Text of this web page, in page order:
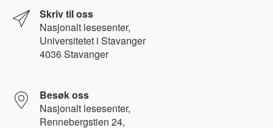
Skriv til oss
Nasjonalt lesesenter,
Universitetet i Stavanger
4036 Stavanger
Besøk oss
Nasjonalt lesesenter,
Rennebergstien 24,